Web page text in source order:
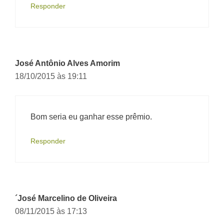
Responder
José Antônio Alves Amorim
18/10/2015 às 19:11
Bom seria eu ganhar esse prêmio.
Responder
´José Marcelino de Oliveira
08/11/2015 às 17:13